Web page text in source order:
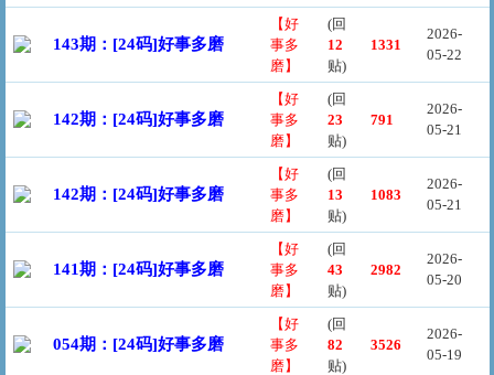
143期：[24码]好事多磨
【好
事多
磨】
(回
12
贴)
1331
2026-
05-22
142期：[24码]好事多磨
【好
事多
磨】
(回
23
贴)
791
2026-
05-21
142期：[24码]好事多磨
【好
事多
磨】
(回
13
贴)
1083
2026-
05-21
141期：[24码]好事多磨
【好
事多
磨】
(回
43
贴)
2982
2026-
05-20
054期：[24码]好事多磨
【好
事多
磨】
(回
82
贴)
3526
2026-
05-19